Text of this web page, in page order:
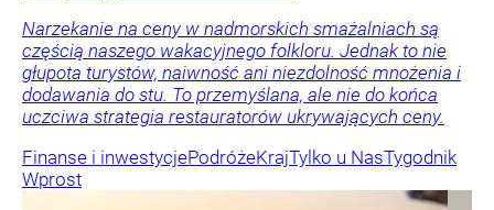
Narzekanie na ceny w nadmorskich smażalniach są
częścią naszego wakacyjnego folkloru. Jednak to nie
głupota turystów, naiwność ani niezdolność mnożenia i
dodawania do stu. To przemyślana, ale nie do końca
uczciwa strategia restauratorów ukrywających ceny.
Finanse i inwestycjePodróżeKrajTylko u NasTygodnik
Wprost